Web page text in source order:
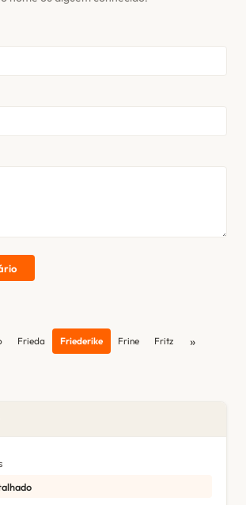
Frieda Friederike Frine Fritz »